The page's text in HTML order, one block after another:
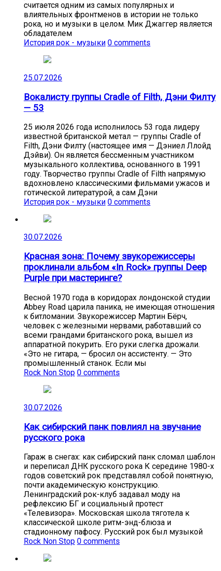
считается одним из самых популярных и
влиятельных фронтменов в истории не только
рока, но и музыки в целом. Мик Джаггер является
обладателем
История рок - музыки 0 comments
25.07.2026
Вокалисту группы Cradle of Filth, Дэни Филту
— 53
25 июля 2026 года исполнилось 53 года лидеру
известной британской метал — группы Cradle of
Filth, Дэни Филту (настоящее имя — Дэниел Ллойд
Дэйви). Он является бессменным участником
музыкального коллектива, основанного в 1991
году. Творчество группы Cradle of Filth напрямую
вдохновлено классическими фильмами ужасов и
готической литературой, а сам Дэни
История рок - музыки 0 comments
30.07.2026
Красная зона: Почему звукорежиссеры
проклинали альбом «In Rock» группы Deep
Purple при мастеринге?
Весной 1970 года в коридорах лондонской студии
Abbey Road царила паника, не имеющая отношения
к битломании. Звукорежиссер Мартин Бёрч,
человек с железными нервами, работавший со
всеми грандами британского рока, вышел из
аппаратной покурить. Его руки слегка дрожали.
«Это не гитара, — бросил он ассистенту. — Это
промышленный станок. Если мы
Rock Non Stop 0 comments
30.07.2026
Как сибирский панк повлиял на звучание
русского рока
Гараж в снегах: как сибирский панк сломал шаблон
и переписал ДНК русского рока К середине 1980-х
годов советский рок представлял собой понятную,
почти академическую конструкцию.
Ленинградский рок-клуб задавал моду на
рефлексию БГ и социальный протест
«Телевизора». Московская школа тяготела к
классической школе ритм-энд-блюза и
стадионному пафосу. Русский рок был музыкой
Rock Non Stop 0 comments